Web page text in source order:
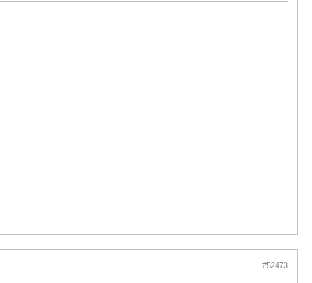
#52473